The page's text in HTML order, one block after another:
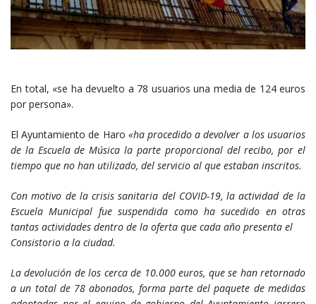
En total, «se ha devuelto a 78 usuarios una media de 124 euros
por persona».
El Ayuntamiento de Haro «ha procedido a devolver a los usuarios
de la Escuela de Música la parte proporcional del recibo, por el
tiempo que no han utilizado, del servicio al que estaban inscritos.
Con motivo de la crisis sanitaria del COVID-19, la actividad de la
Escuela Municipal fue suspendida como ha sucedido en otras
tantas actividades dentro de la oferta que cada año presenta el
Consistorio a la ciudad.
La devolución de los cerca de 10.000 euros, que se han retornado
a un total de 78 abonados, forma parte del paquete de medidas